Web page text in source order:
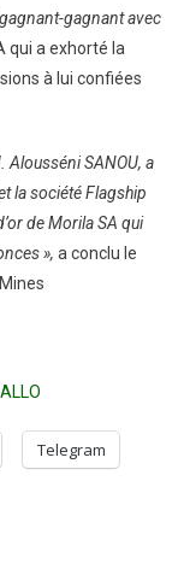
gagnant avec
qui a exhorté la
à lui confiées
Alousséni SANOU, a
la société Flagship
de Morila SA qui
», a conclu le
Telegram